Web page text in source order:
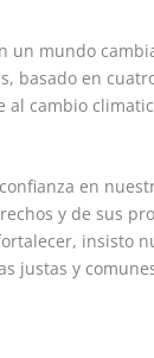
un mundo
basado en
cambio
en
y de sus
insisto
justas y